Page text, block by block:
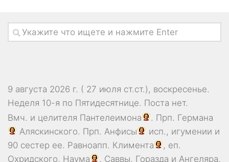
9 августа 2026 г. ( 27 июля ст.ст.), воскресенье.
Неделя 10-я по Пятидесятнице. Поста нет.
Вмч. и целителя Пантелеимона . Прп. Германа
Аляскинского. Прп. Анфисы
исп., игумении и
90 сестер ее. Равноапп. Климента
, еп.
Охридского, Наума , Саввы, Горазда и Ангеляра.